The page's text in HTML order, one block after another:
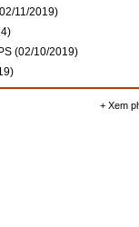
11/2019)
(02/10/2019)
+ Xem